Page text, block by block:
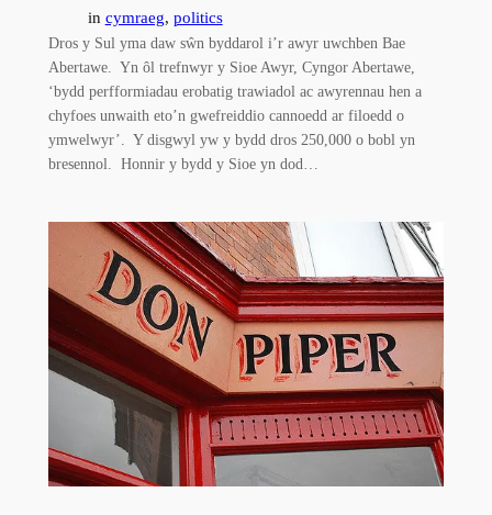
in cymraeg, politics
Dros y Sul yma daw sŵn byddarol i’r awyr uwchben Bae
Abertawe. Yn ôl trefnwyr y Sioe Awyr, Cyngor Abertawe,
‘bydd perfformiadau erobatig trawiadol ac awyrennau hen a
chyfoes unwaith eto’n gwefreiddio cannoedd ar filoedd o
ymwelwyr’. Y disgwyl yw y bydd dros 250,000 o bobl yn
bresennol. Honnir y bydd y Sioe yn dod…